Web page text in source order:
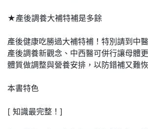
★產後調養大補特補是多餘
產後健康吃勝過大補特補！特別請到中
產後調養新觀念、中西醫可併行讓母體
體質做調整與營養安排，以防錯補又難
本書特色
[ 知識最完整！]